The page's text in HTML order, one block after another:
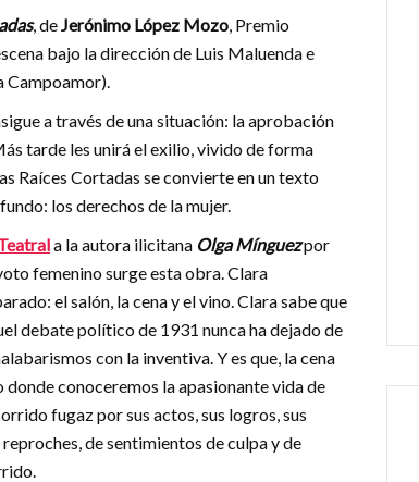
, deJerónimo López Mozo, Premio
bajo la dirección de Luis Maluenda e
Campoamor).
a través de una situación: la aprobación
tarde les unirá el exilio, vivido de forma
Raíces Cortadas se convierte en un texto
los derechos de la mujer.
a la autora ilicitana Olga Mínguezpor
femenino surge esta obra. Clara
el salón, la cena y el vino. Clara sabe que
debate político de 1931 nunca ha dejado de
con la inventiva. Y es que, la cena
conoceremos la apasionante vida de
fugaz por sus actos, sus logros, sus
de sentimientos de culpa y de